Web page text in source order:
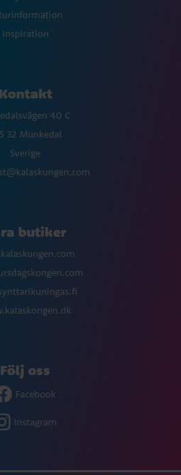
Inspiration
Kontakt
40 C
32 Munkedal
Sverige
butiker
Följ oss
Facebook
Instagram